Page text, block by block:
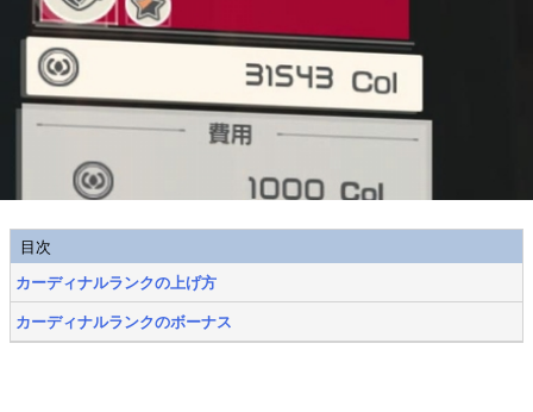
目次
カーディナルランクの上げ方
カーディナルランクのボーナス